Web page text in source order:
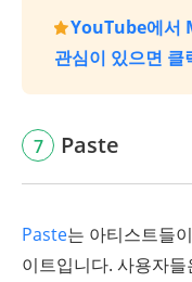
YouTube에서
관심이 있으면 클
7 Paste
Paste는 아티스트들
이트입니다. 사용자